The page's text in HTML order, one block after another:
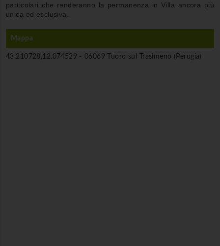
particolari che renderanno la permanenza in Villa ancora più
unica ed esclusiva.
Mappa
43.210728,12.074529 - 06069 Tuoro sul Trasimeno (Perugia)